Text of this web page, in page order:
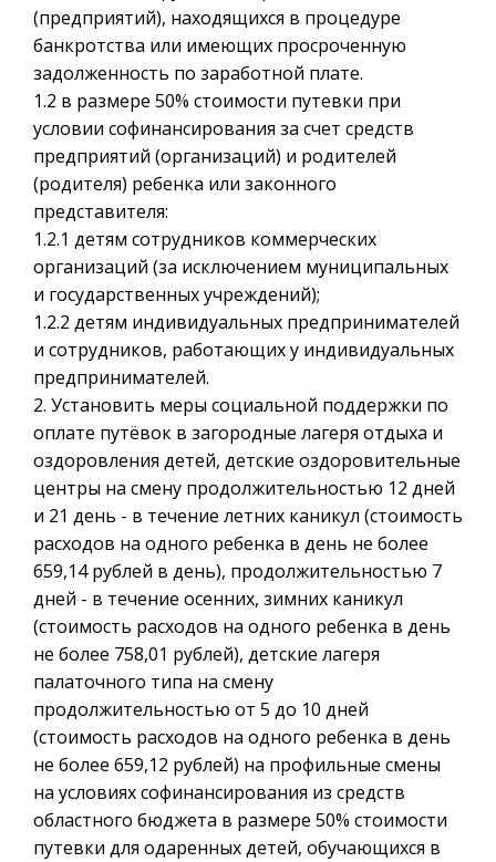
(предприятий), находящихся в процедуре
банкротства или имеющих просроченную
задолженность по заработной плате.
1.2 в размере 50% стоимости путевки при
условии софинансирования за счет средств
предприятий (организаций) и родителей
(родителя) ребенка или законного
представителя:
1.2.1 детям сотрудников коммерческих
организаций (за исключением муниципальных
и государственных учреждений);
1.2.2 детям индивидуальных предпринимателей
и сотрудников, работающих у индивидуальных
предпринимателей.
2. Установить меры социальной поддержки по
оплате путёвок в загородные лагеря отдыха и
оздоровления детей, детские оздоровительные
центры на смену продолжительностью 12 дней
и 21 день - в течение летних каникул (стоимость
расходов на одного ребенка в день не более
659,14 рублей в день), продолжительностью 7
дней - в течение осенних, зимних каникул
(стоимость расходов на одного ребенка в день
не более 758,01 рублей), детские лагеря
палаточного типа на смену
продолжительностью от 5 до 10 дней
(стоимость расходов на одного ребенка в день
не более 659,12 рублей) на профильные смены
на условиях софинансирования из средств
областного бюджета в размере 50% стоимости
путевки для одаренных детей, обучающихся в